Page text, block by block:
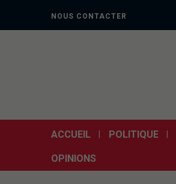
NOUS CONTACTER
ACCUEIL POLITIQUE
OPINIONS